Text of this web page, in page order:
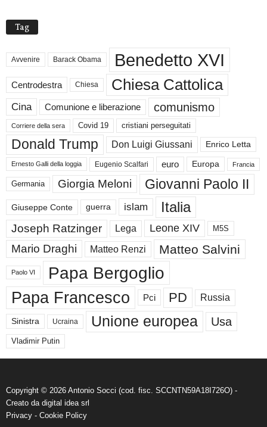
Tag
Avvenire Barack Obama Benedetto XVI
Centrodestra Chiesa Chiesa Cattolica
Cina Comunione e liberazione comunismo
Corriere della sera Covid 19 cristiani perseguitati
Donald Trump Don Luigi Giussani Enrico Letta
Ernesto Galli della loggia Eugenio Scalfari euro Europa Francia
Germania Giorgia Meloni Giovanni Paolo II
Giuseppe Conte guerra islam Italia
Joseph Ratzinger Lega Leone XIV M5S
Mario Draghi Matteo Renzi Matteo Salvini
Paolo VI Papa Bergoglio
Papa Francesco Pci PD Russia
Sinistra Ucraina Unione europea Usa
Vladimir Putin
Copyright © 2026 Antonio Socci (cod. fisc. SCCNTN59A18I726O) -
Creato da digital idea srl
Privacy - Cookie Policy